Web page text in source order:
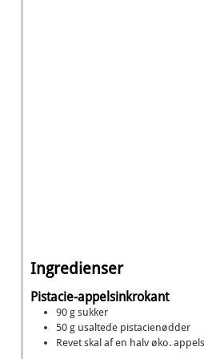
Ingredienser
Pistacie-appelsinkrokant
90 g sukker
50 g usaltede pistacienødder
Revet skal af en halv øko.